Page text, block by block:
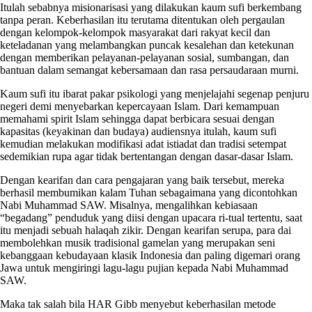
Itulah sebabnya misionarisasi yang dilakukan kaum sufi berkembang
tanpa peran. Keberhasilan itu terutama ditentukan oleh pergaulan
dengan kelompok-kelompok masyarakat dari rakyat kecil dan
keteladanan yang melambangkan puncak kesalehan dan ketekunan
dengan memberikan pelayanan-pelayanan sosial, sumbangan, dan
bantuan dalam semangat kebersamaan dan rasa persaudaraan murni.
Kaum sufi itu ibarat pakar psikologi yang menjelajahi segenap penjuru
negeri demi menyebarkan kepercayaan Islam. Dari kemampuan
memahami spirit Islam sehingga dapat berbicara sesuai dengan
kapasitas (keyakinan dan budaya) audiensnya itulah, kaum sufi
kemudian melakukan modifikasi adat istiadat dan tradisi setempat
sedemikian rupa agar tidak bertentangan dengan dasar-dasar Islam.
Dengan kearifan dan cara pengajaran yang baik tersebut, mereka
berhasil membumikan kalam Tuhan sebagaimana yang dicontohkan
Nabi Muhammad SAW. Misalnya, mengalihkan kebiasaan
“begadang” penduduk yang diisi dengan upacara ri-tual tertentu, saat
itu menjadi sebuah halaqah zikir. Dengan kearifan serupa, para dai
membolehkan musik tradisional gamelan yang merupakan seni
kebanggaan kebudayaan klasik Indonesia dan paling digemari orang
Jawa untuk mengiringi lagu-lagu pujian kepada Nabi Muhammad
SAW.
Maka tak salah bila HAR Gibb menyebut keberhasilan metode